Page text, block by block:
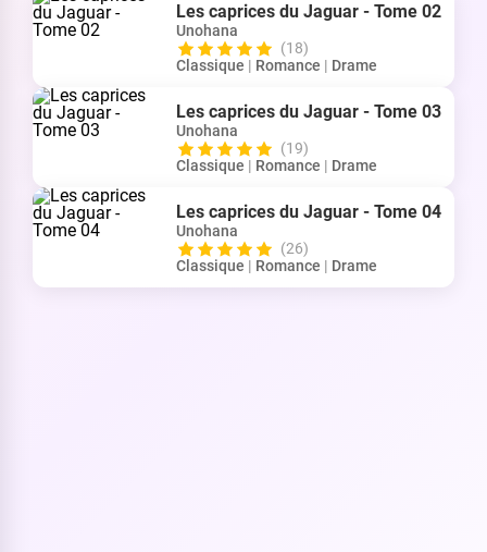
Les caprices du Jaguar - Tome 02
Unohana
(18)
Classique | Romance | Drame
Les caprices du Jaguar - Tome 03
Unohana
(19)
Classique | Romance | Drame
Les caprices du Jaguar - Tome 04
Unohana
(26)
Classique | Romance | Drame